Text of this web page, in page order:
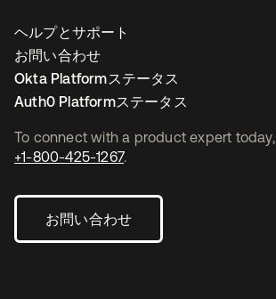
To connect with a product expert today,
+1-800-425-1267.
お問い合わせ
ヘルプとサポート
お問い合わせ
Okta Platformステータス
Auth0 Platformステータス